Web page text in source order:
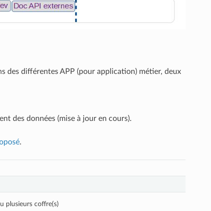
des différentes APP (pour application) métier, deux
des données (mise à jour en cours).
.
plusieurs coffre(s)